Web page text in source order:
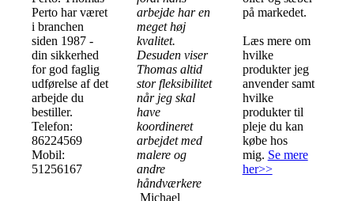
Perto har været
i branchen
siden 1987 -
din sikkerhed
for god faglig
udførelse af det
arbejde du
bestiller.
Telefon:
86224569
Mobil:
51256167
arbejde har en
meget høj
kvalitet.
Desuden viser
Thomas altid
stor fleksibilitet
når jeg skal
have
koordineret
arbejdet med
malere og
andre
håndværkere
Michael
på markedet.
Læs mere om
hvilke
produkter jeg
anvender samt
hvilke
produkter til
pleje du kan
købe hos
mig. Se mere
her>>